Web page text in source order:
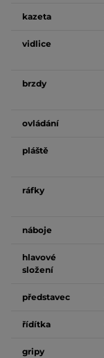
kazeta
vidlice
brzdy
ovládání
pláště
ráfky
náboje
hlavové
složení
představec
řídítka
gripy